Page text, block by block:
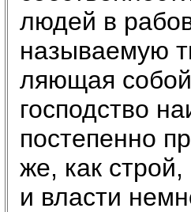
людей в
называемую
ляющая собой
господство
постепенно
же, как
и власти